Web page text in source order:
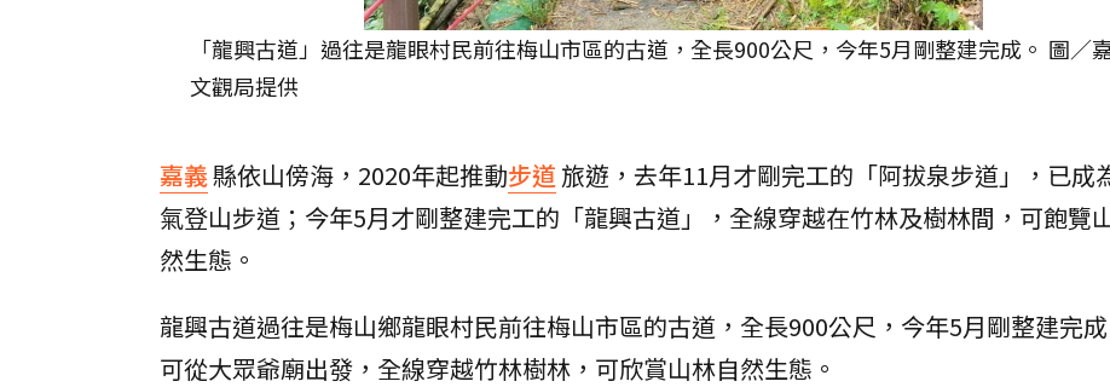
「龍興古道」過往是龍眼村民前往梅山市區的古道，全長900公尺，今年5月剛整建完成。 圖／
文觀局提供
嘉義縣依山傍海，2020年起推動步道 旅遊，去年11月才剛完工的「阿拔泉步道」，已成
氣登山步道；今年5月才剛整建完工的「龍興古道」，全線穿越在竹林及樹林間，可飽覽
然生態。
龍興古道過往是梅山鄉龍眼村民前往梅山市區的古道，全長900公尺，今年5月剛整建完
可從大眾爺廟出發，全線穿越竹林樹林，可欣賞山林自然生態。